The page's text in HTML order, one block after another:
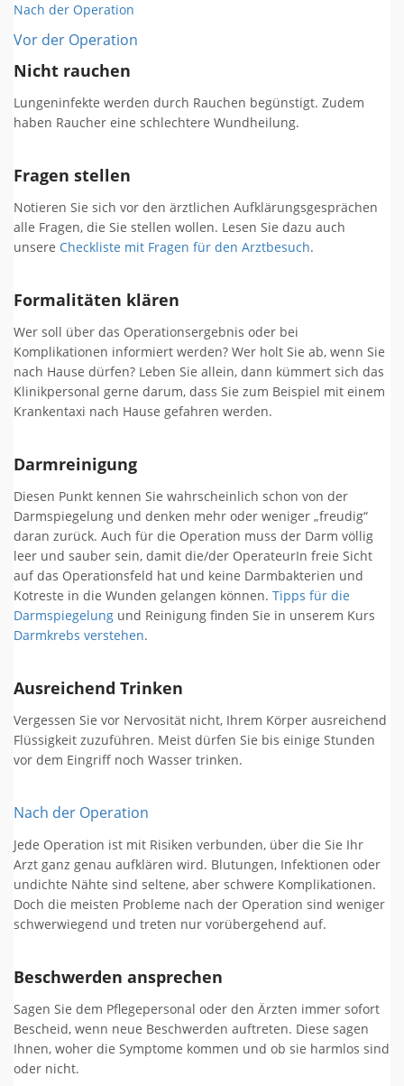
Nach der Operation
Vor der Operation
Nicht rauchen
Lungeninfekte werden durch Rauchen begünstigt. Zudem
haben Raucher eine schlechtere Wundheilung.
Fragen stellen
Notieren Sie sich vor den ärztlichen Aufklärungsgesprächen
alle Fragen, die Sie stellen wollen. Lesen Sie dazu auch
unsere Checkliste mit Fragen für den Arztbesuch.
Formalitäten klären
Wer soll über das Operationsergebnis oder bei
Komplikationen informiert werden? Wer holt Sie ab, wenn Sie
nach Hause dürfen? Leben Sie allein, dann kümmert sich das
Klinikpersonal gerne darum, dass Sie zum Beispiel mit einem
Krankentaxi nach Hause gefahren werden.
Darmreinigung
Diesen Punkt kennen Sie wahrscheinlich schon von der
Darmspiegelung und denken mehr oder weniger „freudig“
daran zurück. Auch für die Operation muss der Darm völlig
leer und sauber sein, damit die/der OperateurIn freie Sicht
auf das Operationsfeld hat und keine Darmbakterien und
Kotreste in die Wunden gelangen können. Tipps für die
Darmspiegelung und Reinigung finden Sie in unserem Kurs
Darmkrebs verstehen.
Ausreichend Trinken
Vergessen Sie vor Nervosität nicht, Ihrem Körper ausreichend
Flüssigkeit zuzuführen. Meist dürfen Sie bis einige Stunden
vor dem Eingriff noch Wasser trinken.
Nach der Operation
Jede Operation ist mit Risiken verbunden, über die Sie Ihr
Arzt ganz genau aufklären wird. Blutungen, Infektionen oder
undichte Nähte sind seltene, aber schwere Komplikationen.
Doch die meisten Probleme nach der Operation sind weniger
schwerwiegend und treten nur vorübergehend auf.
Beschwerden ansprechen
Sagen Sie dem Pflegepersonal oder den Ärzten immer sofort
Bescheid, wenn neue Beschwerden auftreten. Diese sagen
Ihnen, woher die Symptome kommen und ob sie harmlos sind
oder nicht.